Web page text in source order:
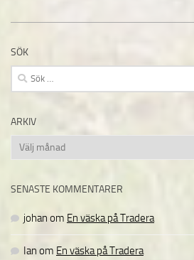
SÖK
Sök
efter:
ARKIV
Arkiv
SENASTE KOMMENTARER
johan om En väska på Tradera
Ian om En väska på Tradera